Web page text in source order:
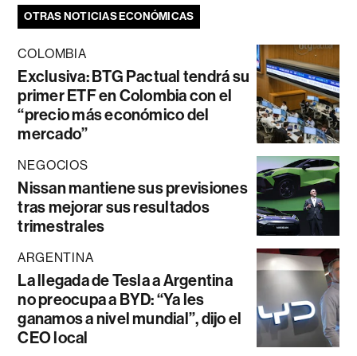
OTRAS NOTICIAS ECONÓMICAS
COLOMBIA
Exclusiva: BTG Pactual tendrá su
primer ETF en Colombia con el
“precio más económico del
mercado”
NEGOCIOS
Nissan mantiene sus previsiones
tras mejorar sus resultados
trimestrales
ARGENTINA
La llegada de Tesla a Argentina
no preocupa a BYD: “Ya les
ganamos a nivel mundial”, dijo el
CEO local